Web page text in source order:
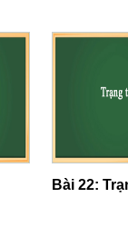
Bài 22: